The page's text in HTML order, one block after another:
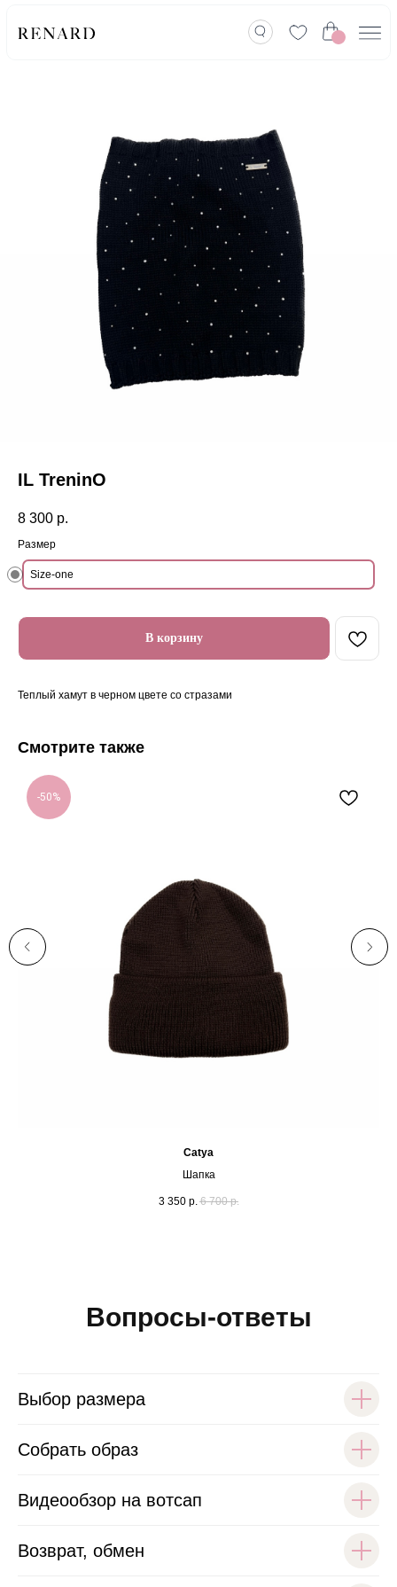
IL TreninO
8 300 р.
Размер
Size-one
В корзину
Теплый хамут в черном цвете со стразами
Смотрите также
-50%
Catya
Шапка
3 350 р. 6 700 р.
Вопросы-ответы
Выбор размера
Собрать образ
Видеообзор на вотсап
Возврат, обмен